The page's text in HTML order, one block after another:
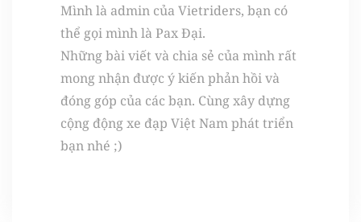
Mình là admin của Vietriders, bạn có
thể gọi mình là Pax Đại.
Những bài viết và chia sẻ của mình rất
mong nhận được ý kiến phản hồi và
đóng góp của các bạn. Cùng xây dựng
cộng động xe đạp Việt Nam phát triển
bạn nhé ;)